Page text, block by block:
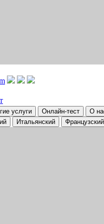
услуги Онлайн-тест
О
Итальянский Французский